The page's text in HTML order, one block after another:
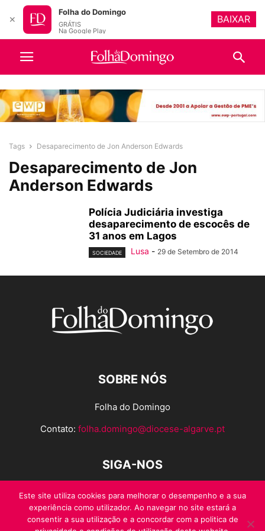
Tags Desaparecimento de Jon Anderson Edwards
Desaparecimento de Jon
Anderson Edwards
Polícia Judiciária investiga
desaparecimento de escocês de
31 anos em Lagos
SOCIEDADE Lusa - 29 de Setembro de 2014
SOBRE NÓS
Folha do Domingo
Contato: folha.domingo@diocese-algarve.pt
SIGA-NOS
Este site utiliza cookies para melhorar o desempenho e a sua
experiência como utilizador. Ao navegar no site estará a
consentir a sua utilização e a concordar com a politica de
✕
Folha do Domingo
GRÁTIS
Na Google Play
BAIXAR